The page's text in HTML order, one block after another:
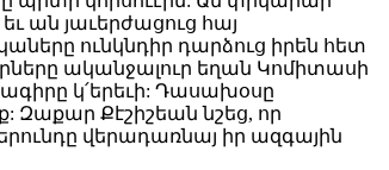
ան յաւերժացուց հայ
ունկնդիր դարձուց իրեն հետ
ականջալուր եղան Կոմիտասի
կ՛երեւի: Դասախօսը
Զաքար Քէշիշեան նշեց, որ
վերադառնայ իր ազգային